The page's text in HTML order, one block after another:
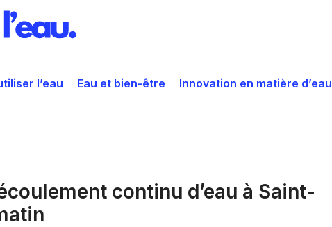
l’eau Eau et bien-être Innovation en matière d’eau
continu d’eau à Saint-